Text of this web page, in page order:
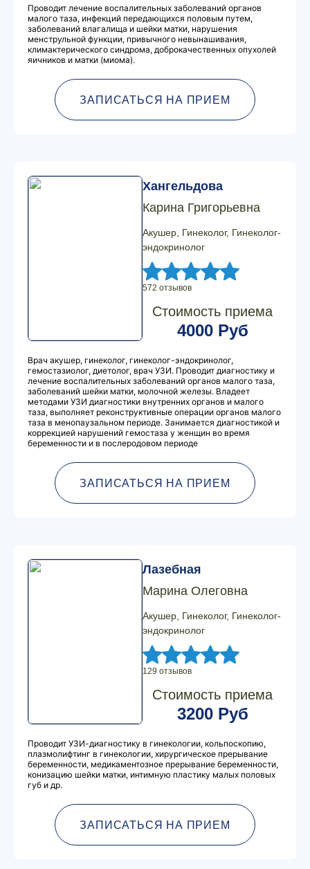
Проводит лечение воспалительных заболеваний органов
малого таза, инфекций передающихся половым путем,
заболеваний влагалища и шейки матки, нарушения
менструльной функции, привычного невынашивания,
климактерического синдрома, доброкачественных опухолей
яичников и матки (миома).
ЗАПИСАТЬСЯ НА ПРИЕМ
Хангельдова
Карина Григорьевна
Акушер, Гинеколог, Гинеколог-
эндокринолог
572 отзывов
Стоимость приема
4000 Руб
Врач акушер, гинеколог, гинеколог-эндокринолог,
гемостазиолог, диетолог, врач УЗИ. Проводит диагностику и
лечение воспалительных заболеваний органов малого таза,
заболеваний шейки матки, молочной железы. Владеет
методами УЗИ диагностики внутренних органов и малого
таза, выполняет реконструктивные операции органов малого
таза в менопаузальном периоде. Занимается диагностикой и
коррекцией нарушений гемостаза у женщин во время
беременности и в послеродовом периоде
ЗАПИСАТЬСЯ НА ПРИЕМ
Лазебная
Марина Олеговна
Акушер, Гинеколог, Гинеколог-
эндокринолог
129 отзывов
Стоимость приема
3200 Руб
Проводит УЗИ-диагностику в гинекологии, кольпоскопию,
плазмолифтинг в гинекологии, хирургическое прерывание
беременности, медикаментозное прерывание беременности,
конизацию шейки матки, интимную пластику малых половых
губ и др.
ЗАПИСАТЬСЯ НА ПРИЕМ